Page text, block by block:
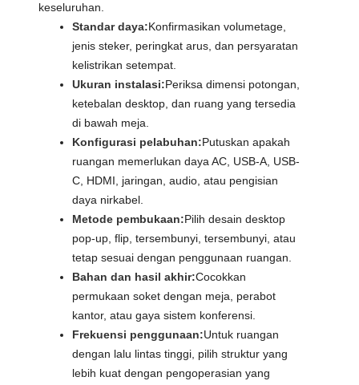
keseluruhan.
Standar daya:Konfirmasikan volumetage,
jenis steker, peringkat arus, dan persyaratan
kelistrikan setempat.
Ukuran instalasi:Periksa dimensi potongan,
ketebalan desktop, dan ruang yang tersedia
di bawah meja.
Konfigurasi pelabuhan:Putuskan apakah
ruangan memerlukan daya AC, USB-A, USB-
C, HDMI, jaringan, audio, atau pengisian
daya nirkabel.
Metode pembukaan:Pilih desain desktop
pop-up, flip, tersembunyi, tersembunyi, atau
tetap sesuai dengan penggunaan ruangan.
Bahan dan hasil akhir:Cocokkan
permukaan soket dengan meja, perabot
kantor, atau gaya sistem konferensi.
Frekuensi penggunaan:Untuk ruangan
dengan lalu lintas tinggi, pilih struktur yang
lebih kuat dengan pengoperasian yang